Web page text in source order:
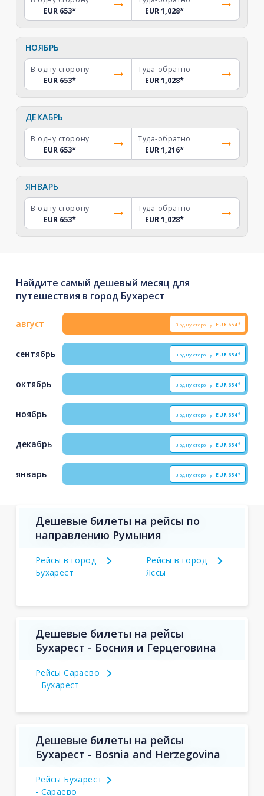
EUR 653*
EUR 1,028*
НОЯБРЬ
В одну сторону
EUR 653*
Туда-обратно
EUR 1,028*
ДЕКАБРЬ
В одну сторону
EUR 653*
Туда-обратно
EUR 1,216*
ЯНВАРЬ
В одну сторону
EUR 653*
Туда-обратно
EUR 1,028*
Найдите самый дешевый месяц для
путешествия в город Бухарест
август В одну сторону EUR 654*
сентябрь В одну сторону EUR 654*
октябрь В одну сторону EUR 654*
ноябрь В одну сторону EUR 654*
декабрь В одну сторону EUR 654*
январь В одну сторону EUR 654*
Дешевые билеты на рейсы по
направлению Румыния
Рейсы в город
Бухарест
Рейсы в город
Яссы
Дешевые билеты на рейсы
Бухарест - Босния и Герцеговина
Рейсы Сараево
- Бухарест
Дешевые билеты на рейсы
Бухарест - Bosnia and Herzegovina
Рейсы Бухарест
- Сараево